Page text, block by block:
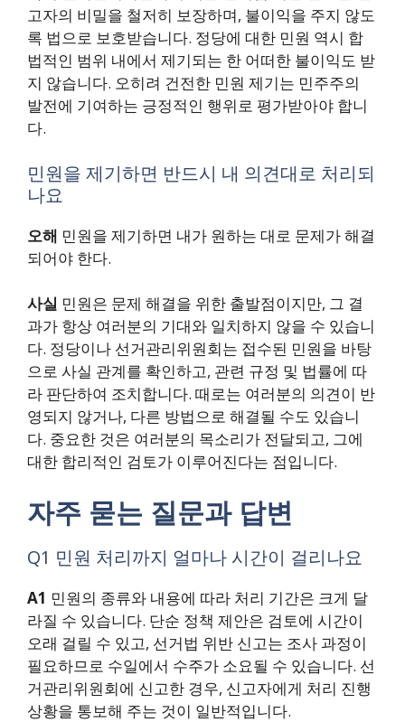
고자의 비밀을 철저히 보장하며, 불이익을 주지 않도
록 법으로 보호받습니다. 정당에 대한 민원 역시 합
법적인 범위 내에서 제기되는 한 어떠한 불이익도 받
지 않습니다. 오히려 건전한 민원 제기는 민주주의
발전에 기여하는 긍정적인 행위로 평가받아야 합니
다.
민원을 제기하면 반드시 내 의견대로 처리되
나요
오해 민원을 제기하면 내가 원하는 대로 문제가 해결
되어야 한다.
사실 민원은 문제 해결을 위한 출발점이지만, 그 결
과가 항상 여러분의 기대와 일치하지 않을 수 있습니
다. 정당이나 선거관리위원회는 접수된 민원을 바탕
으로 사실 관계를 확인하고, 관련 규정 및 법률에 따
라 판단하여 조치합니다. 때로는 여러분의 의견이 반
영되지 않거나, 다른 방법으로 해결될 수도 있습니
다. 중요한 것은 여러분의 목소리가 전달되고, 그에
대한 합리적인 검토가 이루어진다는 점입니다.
자주 묻는 질문과 답변
Q1 민원 처리까지 얼마나 시간이 걸리나요
A1 민원의 종류와 내용에 따라 처리 기간은 크게 달
라질 수 있습니다. 단순 정책 제안은 검토에 시간이
오래 걸릴 수 있고, 선거법 위반 신고는 조사 과정이
필요하므로 수일에서 수주가 소요될 수 있습니다. 선
거관리위원회에 신고한 경우, 신고자에게 처리 진행
상황을 통보해 주는 것이 일반적입니다.